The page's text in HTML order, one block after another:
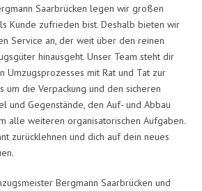
Saarbrücken legen wir großen
Kunde zufrieden bist. Deshalb bieten wir
Service an, der weit über den reinen
hinausgeht. Unser Team steht dir
Umzugsprozesses mit Rat und Tat zur
um die Verpackung und den sicheren
und Gegenstände, den Auf- und Abbau
alle weiteren organisatorischen Aufgaben.
zurücklehnen und dich auf dein neues
Bergmann Saarbrücken und